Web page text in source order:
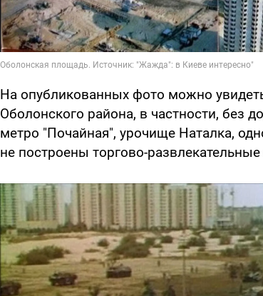
На опубликованных фото можно
Оболонского района, в частности, без
метро "Почайная", урочище Наталка,
не построены торгово-